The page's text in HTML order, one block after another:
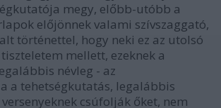
megy, előbb-utóbb a
előjönnek valami szívszaggató,
történettel, hogy neki ez az utolsó
mellett, ezeknek a
névleg - az
a tehetségkutatás, legalábbis
csúfolják őket, nem